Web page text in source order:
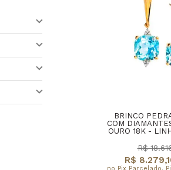
BRINCO
COM
OURO 18K -
R$
no Pix Parcelado,
R$